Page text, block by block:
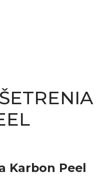
Karbon Peel